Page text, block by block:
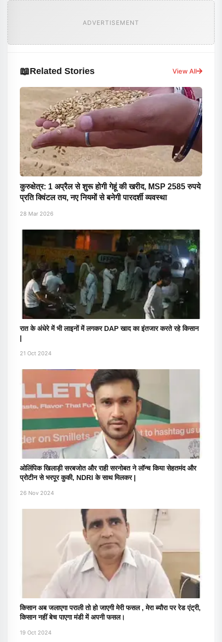
ADVERTISEMENT
📖Related Stories View All
कुरुक्षेत्र: 1 अप्रैल से शुरू होगी गेहूं की खरीद, MSP 2585 रुपये
प्रति क्विंटल तय, नए नियमों से बनेगी पारदर्शी व्यवस्था
28 Mar 2026
रात के अंधेरे में भी लाइनों में लगकर DAP खाद का इंतजार करते रहे किसान
|
21 Oct 2024
ओलिंपिक खिलाड़ी सरबजोत और राही सरनोबत ने लॉन्च किया सेहतमंद और
प्रोटीन से भरपूर कुकी, NDRI के साथ मिलकर |
26 Nov 2024
किसान अब जलाएगा पराली तो हो जाएगी मेरी फसल , मेरा ब्यौरा पर रेड एंट्री,
किसान नहीं बेच पाएगा मंडी में अपनी फसल।
19 Oct 2024